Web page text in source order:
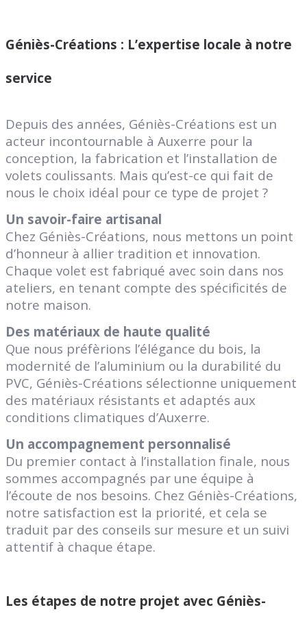
Géniès-Créations : L’expertise locale à notre
service
Depuis des années, Géniès-Créations est un
acteur incontournable à Auxerre pour la
conception, la fabrication et l’installation de
volets coulissants. Mais qu’est-ce qui fait de
nous le choix idéal pour ce type de projet ?
Un savoir-faire artisanal
Chez Géniès-Créations, nous mettons un point
d’honneur à allier tradition et innovation.
Chaque volet est fabriqué avec soin dans nos
ateliers, en tenant compte des spécificités de
notre maison.
Des matériaux de haute qualité
Que nous préfèrions l’élégance du bois, la
modernité de l’aluminium ou la durabilité du
PVC, Géniès-Créations sélectionne uniquement
des matériaux résistants et adaptés aux
conditions climatiques d’Auxerre.
Un accompagnement personnalisé
Du premier contact à l’installation finale, nous
sommes accompagnés par une équipe à
l’écoute de nos besoins. Chez Géniès-Créations,
notre satisfaction est la priorité, et cela se
traduit par des conseils sur mesure et un suivi
attentif à chaque étape.
Les étapes de notre projet avec Géniès-